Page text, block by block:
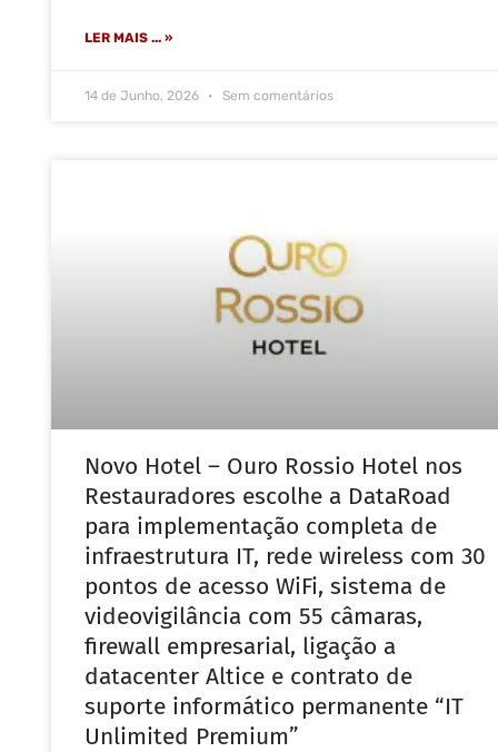
LER MAIS ... »
14 de Junho, 2026 Sem comentários
Novo Hotel – Ouro Rossio Hotel nos
Restauradores escolhe a DataRoad
para implementação completa de
infraestrutura IT, rede wireless com 30
pontos de acesso WiFi, sistema de
videovigilância com 55 câmaras,
firewall empresarial, ligação a
datacenter Altice e contrato de
suporte informático permanente “IT
Unlimited Premium”